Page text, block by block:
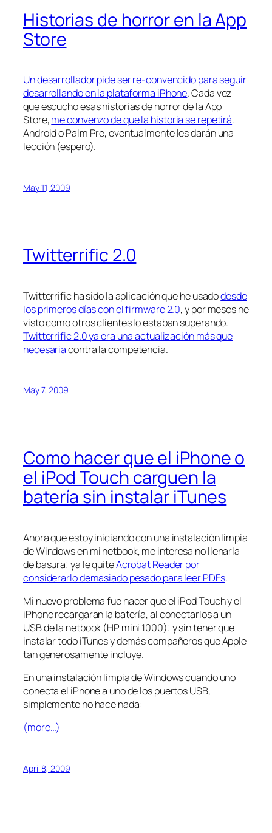
Historias de horror en la App
Store
Un desarrollador pide ser re-convencido para seguir
desarrollando en la plataforma iPhone. Cada vez
que escucho esas historias de horror de la App
Store,me convenzo de que la historia se repetirá.
Android o Palm Pre, eventualmente les darán una
lección (espero).
May 11, 2009
Twitterrific 2.0
Twitterrific ha sido la aplicación que he usadodesde
los primeros días con el firmware 2.0, y por meses he
visto como otros clientes lo estaban superando.
Twitterrific 2.0 ya era una actualización más que
necesariacontra la competencia.
May 7, 2009
Como hacer que el iPhone o
el iPod Touch carguen la
batería sin instalar iTunes
Ahora que estoy iniciando con una instalación limpia
de Windows en mi netbook, me interesa no llenarla
debasura; ya le quiteAcrobat Reader por
considerarlo demasiado pesado para leer PDFs.
Mi nuevo problema fue hacer que el iPod Touch y el
iPhone recargaran la batería, al conectarlos a un
USB de la netbook (HP mini 1000); y sin tener que
instalar todo iTunes y demás compañeros que Apple
tangenerosamenteincluye.
En una instalación limpia de Windows cuando uno
conecta el iPhone a uno de los puertos USB,
simplemente no hace nada:
(more…)
April 8, 2009